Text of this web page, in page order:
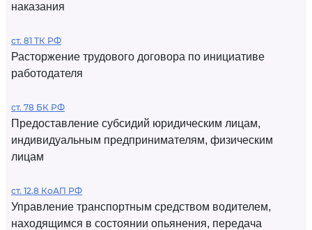
наказания
ст. 81 ТК РФ
Расторжение трудового договора по инициативе
работодателя
ст. 78 БК РФ
Предоставление субсидий юридическим лицам,
индивидуальным предпринимателям, физическим
лицам
ст. 12.8 КоАП РФ
Управление транспортным средством водителем,
находящимся в состоянии опьянения, передача